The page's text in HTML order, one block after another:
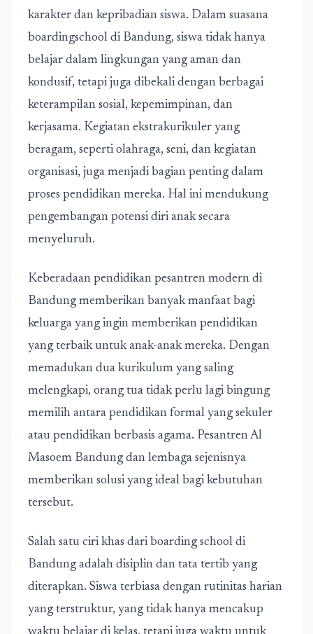
karakter dan kepribadian siswa. Dalam suasana
boardingschool di Bandung, siswa tidak hanya
belajar dalam lingkungan yang aman dan
kondusif, tetapi juga dibekali dengan berbagai
keterampilan sosial, kepemimpinan, dan
kerjasama. Kegiatan ekstrakurikuler yang
beragam, seperti olahraga, seni, dan kegiatan
organisasi, juga menjadi bagian penting dalam
proses pendidikan mereka. Hal ini mendukung
pengembangan potensi diri anak secara
menyeluruh.
Keberadaan pendidikan pesantren modern di
Bandung memberikan banyak manfaat bagi
keluarga yang ingin memberikan pendidikan
yang terbaik untuk anak-anak mereka. Dengan
memadukan dua kurikulum yang saling
melengkapi, orang tua tidak perlu lagi bingung
memilih antara pendidikan formal yang sekuler
atau pendidikan berbasis agama. Pesantren Al
Masoem Bandung dan lembaga sejenisnya
memberikan solusi yang ideal bagi kebutuhan
tersebut.
Salah satu ciri khas dari boarding school di
Bandung adalah disiplin dan tata tertib yang
diterapkan. Siswa terbiasa dengan rutinitas harian
yang terstruktur, yang tidak hanya mencakup